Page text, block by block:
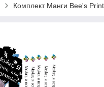
Комплект Манги Bee's